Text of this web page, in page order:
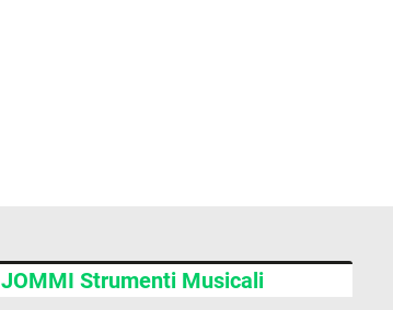
JOMMI Strumenti Musicali